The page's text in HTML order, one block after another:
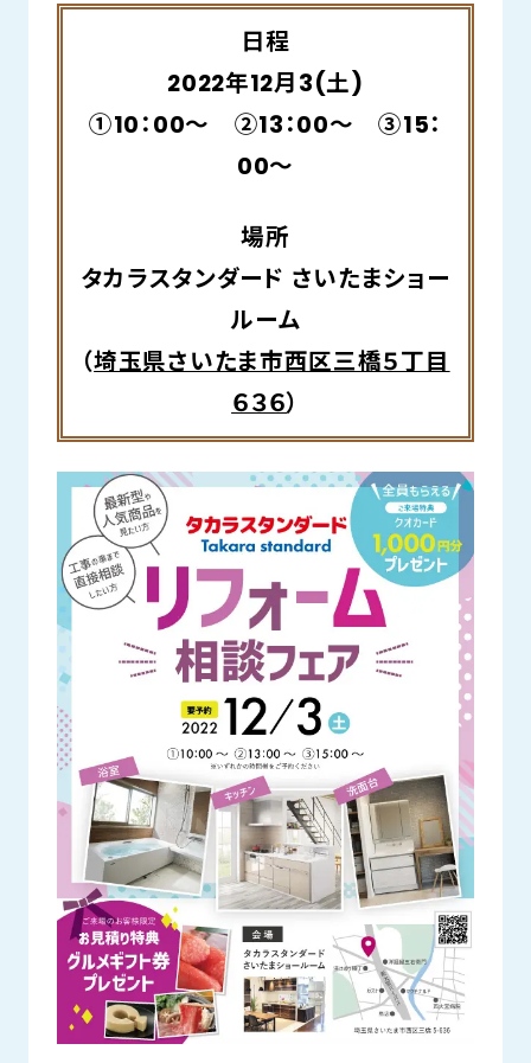
日程
2022年12月3(土)
①10：00～ ②13：00～ ③15：
00～
場所
タカラスタンダード さいたまショー
ルーム
（埼玉県さいたま市西区三橋５丁目
６３６）